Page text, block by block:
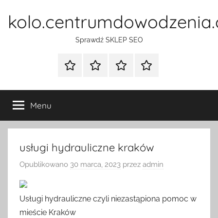
Sprawdź SKLEP SEO
Strona
Pozycjonowanie
SKLEP
BLOG
Menu
usługi hydrauliczne kraków
Opublikowano 30 marca, 2023 przez admin
Usługi hydrauliczne czyli niezastąpiona pomoc w
mieście Kraków